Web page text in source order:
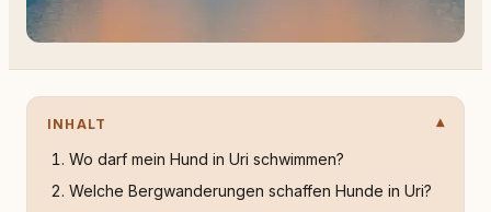
INHALT
Wo darf mein Hund in Uri schwimmen?
Welche Bergwanderungen schaffen Hunde in Uri?